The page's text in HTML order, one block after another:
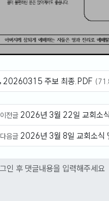
20260315 주보 최종.PDF
이전글 2026년 3월 22일 교회소
다음글 2026년 3월 8일 교회소식